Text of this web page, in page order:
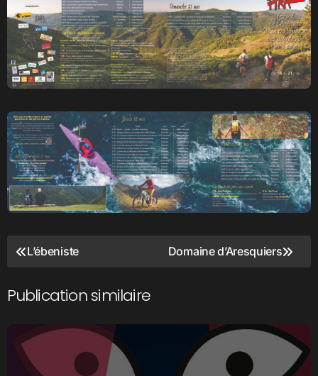
Navigation
l’article
L’ébeniste Domaine d’Aresquiers
Publication similaire